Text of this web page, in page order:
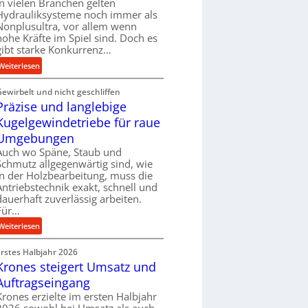
e
r
f
o
r
m
c
e
b
e
i
m
D
r
ü
c
p
r
o
z
vielen Branchen gelten
noch immer als
vor allem wenn
Kräfte im Spiel sind. Doch es
starke Konkurrenz…
:
K
u
g
l
g
e
w
i
n
e
t
r
e
b
u
und nicht geschliffen
und langlebige
für raue
wo Späne, Staub und
allgegenwärtig sind, wie
der Holzbearbeitung, muss die
exakt, schnell und
zuverlässig arbeiten.
:
P
r
ä
i
s
Halbjahr 2026
steigert Umsatz und
erzielte im ersten Halbjahr